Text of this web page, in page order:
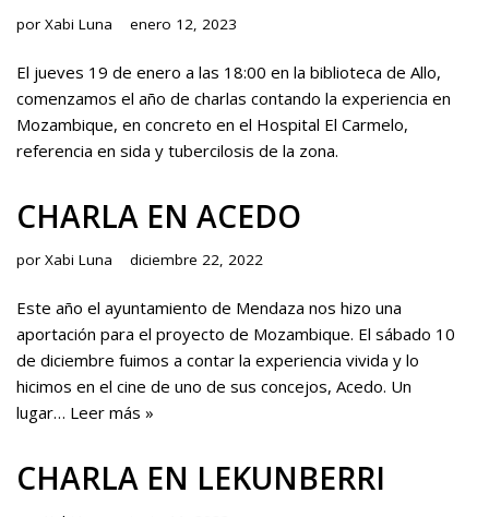
por Xabi Luna enero 12, 2023
El jueves 19 de enero a las 18:00 en la biblioteca de Allo,
comenzamos el año de charlas contando la experiencia en
Mozambique, en concreto en el Hospital El Carmelo,
referencia en sida y tubercilosis de la zona.
CHARLA EN ACEDO
por Xabi Luna diciembre 22, 2022
Este año el ayuntamiento de Mendaza nos hizo una
aportación para el proyecto de Mozambique. El sábado 10
de diciembre fuimos a contar la experiencia vivida y lo
hicimos en el cine de uno de sus concejos, Acedo. Un
lugar… Leer más »
CHARLA EN LEKUNBERRI